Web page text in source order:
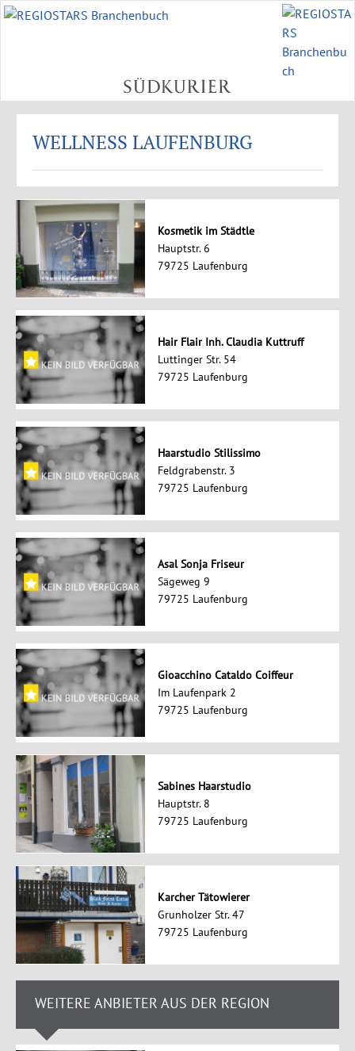
WELLNESS LAUFENBURG
Kosmetik im Städtle
Hauptstr. 6
79725 Laufenburg
Hair Flair Inh. Claudia Kuttruff
Luttinger Str. 54
79725 Laufenburg
Haarstudio Stilissimo
Feldgrabenstr. 3
79725 Laufenburg
Asal Sonja Friseur
Sägeweg 9
79725 Laufenburg
Gioacchino Cataldo Coiffeur
Im Laufenpark 2
79725 Laufenburg
Sabines Haarstudio
Hauptstr. 8
79725 Laufenburg
Karcher Tätowierer
Grunholzer Str. 47
79725 Laufenburg
WEITERE ANBIETER AUS DER REGION